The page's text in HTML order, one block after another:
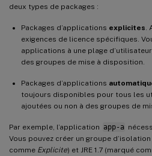
deux types de packages :
Packages d’applications explicites
exigences de licence spécifiques.
applications à une plage
des groupes de mise à disposition.
Packages d’applications
toujours disponibles pour tous les
ajoutées ou non à des groupes de
Par exemple, l’application app-a
Vous pouvez créer un groupe
comme Explicite) et JRE 1.7 (marqué